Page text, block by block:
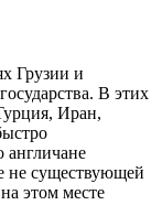
Грузии и
В этих
Иран,
англичане
не существующей
этом месте